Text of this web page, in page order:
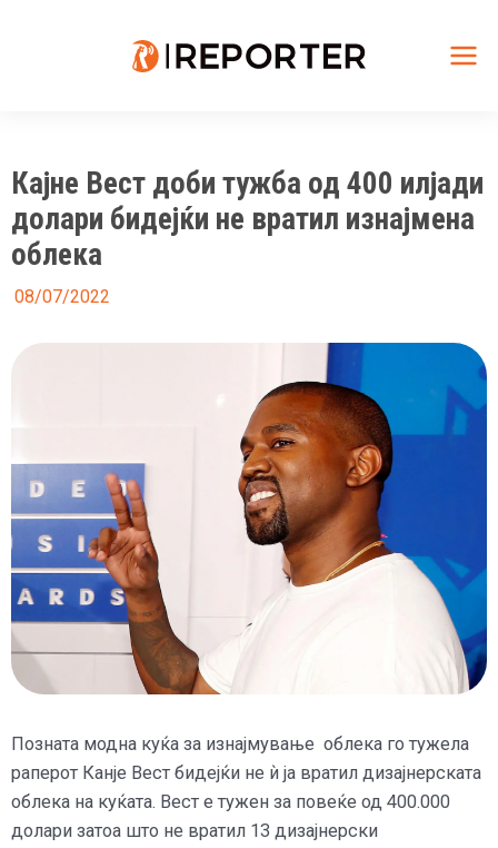
Кајне Вест доби тужба од 400 илјади
долари бидејќи не вратил изнајмена
облека
08/07/2022
Позната модна куќа за изнајмување облека го тужела
раперот Канје Вест бидејќи не ѝ ја вратил дизајнерската
облека на куќата. Вест е тужен за повеќе од 400.000
долари затоа што не вратил 13 дизајнерски